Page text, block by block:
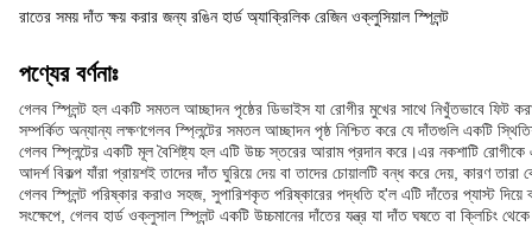
রাতের সময় দাঁত ক্ষয় করার জন্য রঙিন হার্ড অ্যাক্রিলিক রেজিন ওক্লুসিয়াল স্প্লিন্ট
পণ্যের বর্ণনাঃ
গেলব স্প্লিন্ট হল একটি সমতল আচ্ছাদন পৃষ্ঠের ডিভাইস যা রোগীর মুখের সাথে নিখুঁতভাবে ফিট
সম্পর্কিত অন্যান্য লক্ষণগেলব স্প্লিন্টের সমতল আচ্ছাদন পৃষ্ঠ নিশ্চিত করে যে দাঁতগুলি একটি
গেলব স্প্লিন্টের একটি মূল বৈশিষ্ট্য হল এটি উচ্চ স্তরের আরাম প্রদান করে।এর নকশাটি
আদর্শ বিকল্প যাঁরা প্রায়শই তাদের দাঁত ঘুরিয়ে দেয় বা তাদের চোয়ালটি বন্ধ করে দেয়, কারণ
গেলব স্প্লিন্ট পরিষ্কার করাও সহজ, সুপারিশকৃত পরিষ্কারের পদ্ধতি হ'ল এটি দাঁতের প্যাস্ট
সংক্ষেপে, গেলব হার্ড ওক্লুসাল স্প্লিন্ট একটি উচ্চমানের দাঁতের যন্ত্র যা দাঁত ঘষতে বা